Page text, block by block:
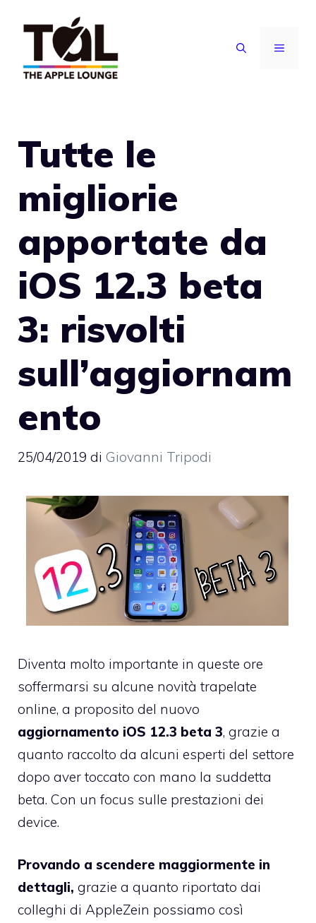
contenuto
MENU
Tutte le
migliorie
apportate da
iOS 12.3 beta
3: risvolti
sull’aggiornam
ento
25/04/2019 di Giovanni Tripodi
Diventa molto importante in queste ore
soffermarsi su alcune novità trapelate
online, a proposito del nuovo
aggiornamento iOS 12.3 beta 3, grazie a
quanto raccolto da alcuni esperti del settore
dopo aver toccato con mano la suddetta
beta. Con un focus sulle prestazioni dei
device.
Provando a scendere maggiormente in
dettagli, grazie a quanto riportato dai
colleghi di AppleZein possiamo così